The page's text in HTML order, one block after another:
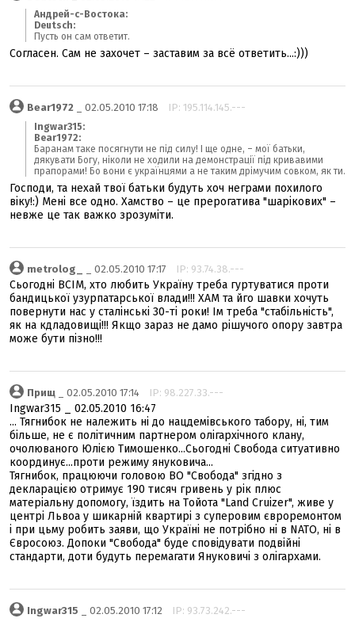
Андрей-с-Востока:
Deutsch:
Пусть он сам ответит.
Согласен. Сам не захочет – заставим за всё ответить...:)))
Bear1972 _ 02.05.2010 17:18 IP: 195.114.145.---
Ingwar315:
Bear1972:
Баранам таке посягнути не під силу! І ще одне, – мої батьки,
дякувати Богу, ніколи не ходили на демонстрації під кривавими
прапорами! Бо вони є українцями а не таким дрімучим совком, як ти.
Господи, та нехай твої батьки будуть хоч неграми похилого
віку!:) Мені все одно. Хамство – це прерогатива "шарікових" –
невже це так важко зрозуміти.
metrolog_ _ 02.05.2010 17:17 IP: 93.74.38.---
Сьогодні ВСІМ, хто любить Україну треба гуртуватися проти
бандицької узурпатарської влади!!! ХАМ та йго шавки хочуть
повернути нас у сталінські 30-ті роки! Ім треба "стабільність",
як на кдладовищі!!! Якщо зараз не дамо рішучого опору завтра
може бути пізно!!!
Прищ _ 02.05.2010 17:14 IP: 98.227.33.---
Ingwar315 _ 02.05.2010 16:47
... Тягнибок не належить ні до нацдемівського табору, ні, тим
більше, не є політичним партнером олігархічного клану,
очолюваного Юлією Тимошенко...Сьогодні Свобода ситуативно
координує...проти режиму януковича...
Тягнибок, працюючи головою ВО "Свобода" згідно з
декларацією отримує 190 тисяч гривень у рік плюс
матеріальну допомогу, їздить на Tойота "Land Cruіzer", живе у
центрі Львоа у шикарній квартирі з суперовим євроремонтом
і при цьму робить заяви, що Україні не потрібно ні в NATO, ні в
Євросоюз. Допоки "Свобода" буде сповідувати подвійні
стандарти, доти будуть перемагати Януковичі з олігархами.
Ingwar315 _ 02.05.2010 17:12 IP: 93.73.242.---